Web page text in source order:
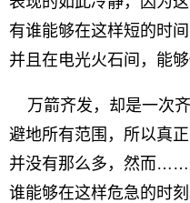
有谁能够在这样短的时
并且在电光火石间，能
万箭齐发，却是一次
避地所有范围，所以真
并没有那么多，然而……
谁能够在这样危急的时